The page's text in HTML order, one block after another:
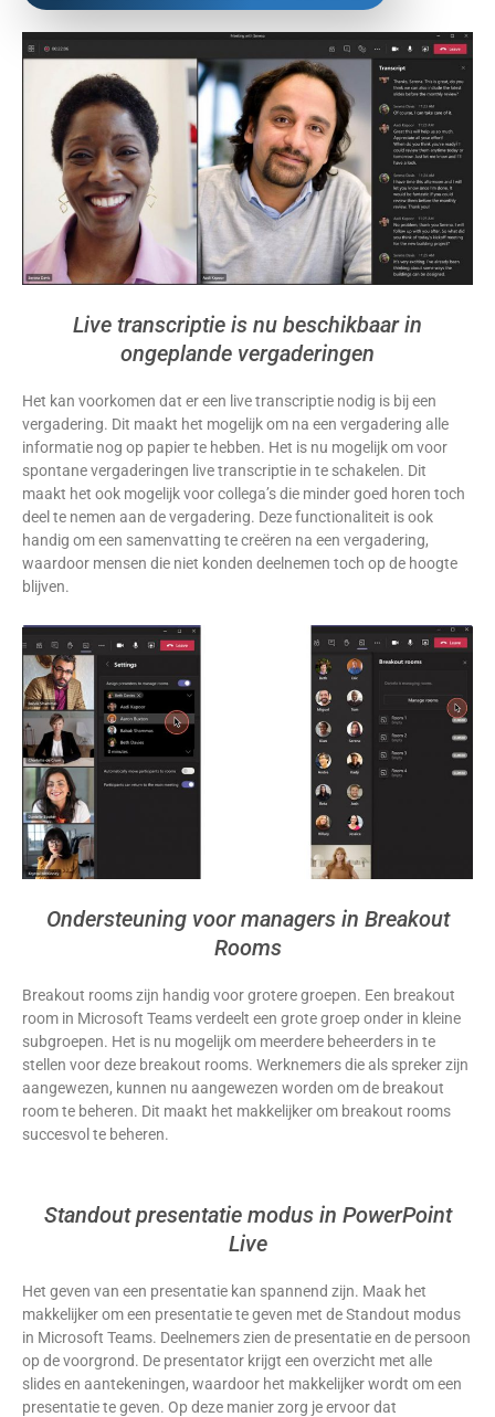
Live transcriptie is nu beschikbaar in
ongeplande vergaderingen
Het kan voorkomen dat er een live transcriptie nodig is bij een
vergadering. Dit maakt het mogelijk om na een vergadering alle
informatie nog op papier te hebben. Het is nu mogelijk om voor
spontane vergaderingen live transcriptie in te schakelen. Dit
maakt het ook mogelijk voor collega’s die minder goed horen toch
deel te nemen aan de vergadering. Deze functionaliteit is ook
handig om een samenvatting te creëren na een vergadering,
waardoor mensen die niet konden deelnemen toch op de hoogte
blijven.
Ondersteuning voor managers in Breakout
Rooms
Breakout rooms zijn handig voor grotere groepen. Een breakout
room in Microsoft Teams verdeelt een grote groep onder in kleine
subgroepen. Het is nu mogelijk om meerdere beheerders in te
stellen voor deze breakout rooms. Werknemers die als spreker zijn
aangewezen, kunnen nu aangewezen worden om de breakout
room te beheren. Dit maakt het makkelijker om breakout rooms
succesvol te beheren.
Standout presentatie modus in PowerPoint
Live
Het geven van een presentatie kan spannend zijn. Maak het
makkelijker om een presentatie te geven met de Standout modus
in Microsoft Teams. Deelnemers zien de presentatie en de persoon
op de voorgrond. De presentator krijgt een overzicht met alle
slides en aantekeningen, waardoor het makkelijker wordt om een
presentatie te geven. Op deze manier zorg je ervoor dat